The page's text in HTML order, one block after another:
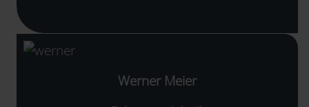
Werner Meier